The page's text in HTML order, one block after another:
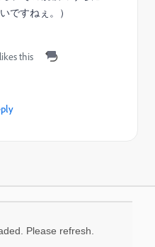
ですねぇ。）
this
Please refresh.